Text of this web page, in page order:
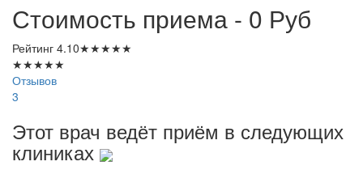
Стоимость приема - 0 Руб
Рейтинг 4.10★★★★★
★★★★★
Отзывов
3
Этот врач ведёт приём в следующих
клиниках